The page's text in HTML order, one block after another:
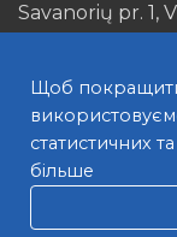
Savanorių pr. 1,
Щоб покращити
статистичних
більше